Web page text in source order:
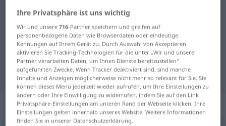
Deutsch-Englisch Wörterbuch
Deutsch-Englisch Übersetzung für
"Wortstreit"
"Wortstreit" Englisch Übersetzung
„Wortstreit“: Maskulinum
Ihre Privatsphäre ist uns wichtig
Wir und unsere716-Partner speichern und greifen auf
personenbezogene Daten wie Browserdaten oder eindeutige
Kennungen auf Ihrem Gerät zu. Durch Auswahl von Akzeptieren
aktivieren Sie Tracking-Technologien für die unter „Wir und unsere
Partner verarbeiten Daten, um Ihnen Dienste bereitzustellen“
aufgeführten Zwecke. Wenn Tracker deaktiviert sind, sind manche
Inhalte und Anzeigen möglicherweise nicht mehr so relevant für Sie. Sie
können dieses Menü jederzeit wieder aufrufen, um Ihre Einstellungen zu
ändern oder Ihre Einwilligung zu widerrufen, indem Sie auf den Link
Privatsphäre-Einstellungen am unteren Rand der Webseite klicken. Ihre
Einstellungen gelten innerhalb unseres Website. Weitere Informationen
finden Sie in unserer Datenschutzerklärung.